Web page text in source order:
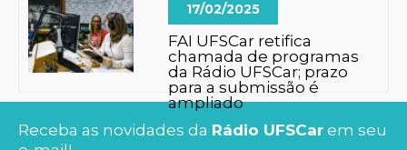
17/02/2025
FAI UFSCar retifica
chamada de programas
da Rádio UFSCar; prazo
para a submissão é
ampliado
Receba as novidades da Rádio UFSCar em seu